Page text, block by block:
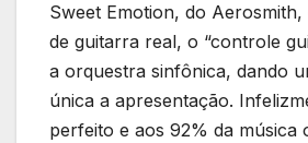
Sweet Emotion, do
de guitarra real, o “controle
a orquestra sinfônica, dando
única a apresentação.
perfeito e aos 92% da música